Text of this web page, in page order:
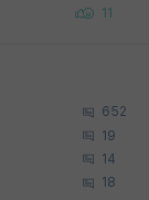
11
652
19
14
18